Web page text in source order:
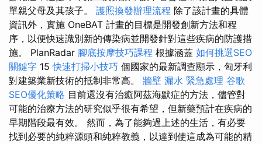
單親父母及其孩子。 護照換發辦理流程 除了該計畫的具體
資訊外，實施 OneBAT 計畫的目標是開發創新方法和程
序，以便快速識別新的傳染病並開發針對這些疾病的防護措
施。 PlanRadar 腳底按摩技巧課程 根據涵蓋 如何挑選SEO
關鍵字 15快速打掃小技巧 個國家的最新調查顯示，匈牙利
對建築業新技術的抵制非常高。 牆壁 漏水 緊急處理 谷歌
SEO優化策略 目前還沒有治癒阿茲海默症的方法，儘管對
可能的治療方法的研究似乎很有希望，但新藥預計在疾病的
早期階段最有效。 然而，為了能夠過上述的生活，有必要
找到必要的純粹源頭和純粹教義，以達到使這成為可能的精